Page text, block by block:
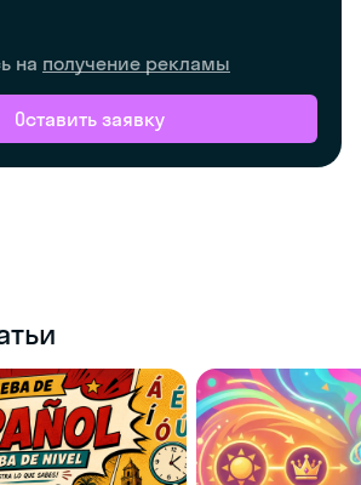
на получение рекламы
Оставить заявку